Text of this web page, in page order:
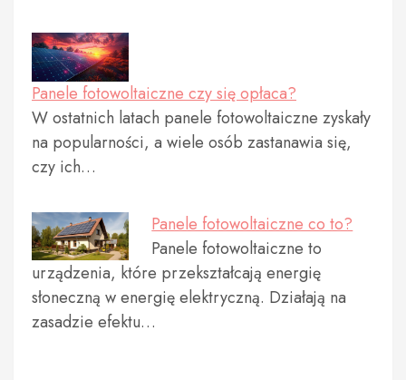
Panele fotowoltaiczne czy się opłaca?
W ostatnich latach panele fotowoltaiczne zyskały
na popularności, a wiele osób zastanawia się,
czy ich…
Panele fotowoltaiczne co to?
Panele fotowoltaiczne to
urządzenia, które przekształcają energię
słoneczną w energię elektryczną. Działają na
zasadzie efektu…